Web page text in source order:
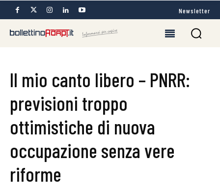
Newsletter
Il mio canto libero – PNRR:
previsioni troppo
ottimistiche di nuova
occupazione senza vere
riforme